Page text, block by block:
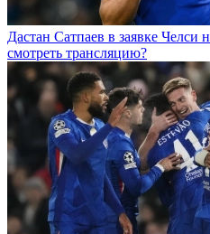
Дастан Сатпаев в заявке Челси
смотреть трансляцию?